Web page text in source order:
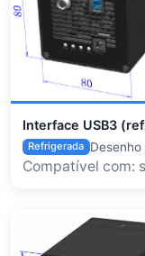
Interface USB3
Refrigerada Desenho
Compatível com: